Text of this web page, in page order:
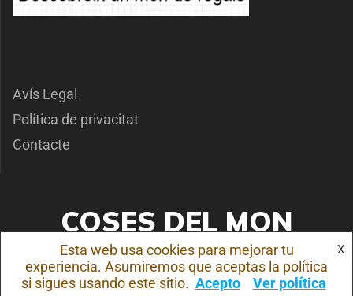
Avís Legal
Política de privacitat
Contacte
COSES DEL MON
© 2026 COSES DEL MON. Creado usando WordPress y el tema Mesmerize
Esta web usa cookies para mejorar tu
experiencia. Asumiremos que aceptas la política
si sigues usando este sitio.
X
Acepto Ver política